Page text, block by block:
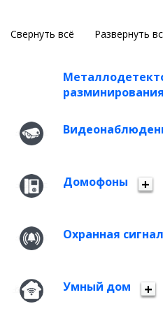
Свернуть всё Развернуть
разминирования
Домофоны
Охранная
Умный дом